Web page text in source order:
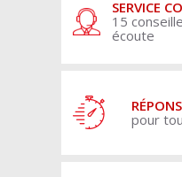
SERVICE
15
écoute
pour